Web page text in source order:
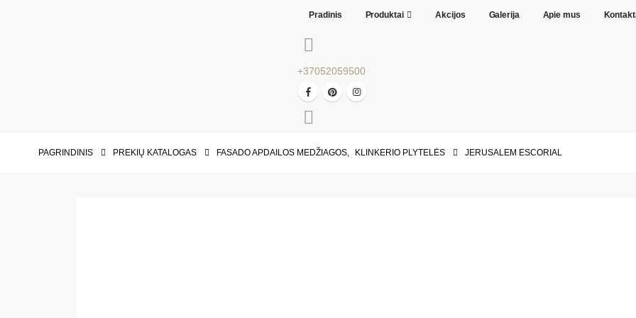
Pradinis Produktai Akcijos Galerija Apie mus
+37052059500
PAGRINDINIS PREKIŲ KATALOGAS FASADO APDAILOS MEDŽIAGOS, KLINKERIO PLYTELĖS JERUSALEM ESCORIAL